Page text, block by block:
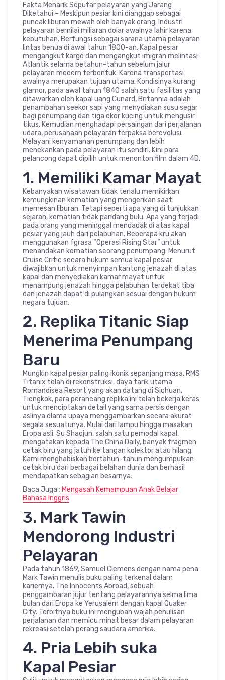
Fakta Menarik Seputar pelayaran yang Jarang
Diketahui – Meskipun pesiar kini dianggap sebagai
puncak liburan mewah oleh banyak orang. Industri
pelayaran bernilai miliaran dolar awalnya lahir karena
kebutuhan. Berfungsi sebagai sarana utama pelayaran
lintas benua di awal tahun 1800-an. Kapal pesiar
mengangkut kargo dan mengangkut imigran melintasi
Atlantik selama betahun-tahun sebelum jalur
pelayaran modern terbentuk. Karena transportasi
awalnya merupakan tujuan utama. Kondisinya kurang
glamor, pada awal tahun 1840 salah satu fasilitas yang
ditawarkan oleh kapal uang Cunard, Britannia adalah
penambahan seekor sapi yang menydiakan susu segar
bagi penumpang dan tiga ekor kucing untuk mengusir
tikus. Kemudian menghadapi persaingan dari perjalanan
udara, perusahaan pelayaran terpaksa berevolusi.
Melayani kenyamanan penumpang dan lebih
menekankan pada pelayaran itu sendiri. Kini para
pelancong dapat dipilih untuk menonton film dalam 4D.
1. Memiliki Kamar Mayat
Kebanyakan wisatawan tidak terlalu memikirkan
kemungkinan kematian yang mengerikan saat
memesan liburan. Tetapi seperti apa yang di tunjukkan
sejarah, kematian tidak pandang bulu. Apa yang terjadi
pada orang yang meninggal mendadak di atas kapal
pesiar yang jauh dari pelabuhan. Beberapa kru akan
menggunakan fgrasa “Operasi Rising Star” untuk
menandakan kematian seorang penumpang. Menurut
Cruise Critic secara hukum semua kapal pesiar
diwajibkan untuk menyimpan kantong jenazah di atas
kapal dan menyediakan kamar mayat untuk
menampung jenazah hingga pelabuhan terdekat tiba
dan jenazah dapat di pulangkan sesuai dengan hukum
negara tujuan.
2. Replika Titanic Siap
Menerima Penumpang
Baru
Mungkin kapal pesiar paling ikonik sepanjang masa. RMS
Titanix telah di rekonstruksi, daya tarik utama
Romandisea Resort yang akan datang di Sichuan,
Tiongkok, para perancang replika ini telah bekerja keras
untuk menciptakan detail yang sama persis dengan
aslinya dlama upaya menggambarkan secara akurat
segala sesuatunya. Mulai dari lampu hingga masakan
Eropa asli. Su Shaojun, salah satu pemodal kapal,
mengatakan kepada The China Daily, banyak fragmen
cetak biru yang jatuh ke tangan kolektor atau hilang.
Kami menghabiskan bertahun-tahun mengumpulkan
cetak biru dari berbagai belahan dunia dan berhasil
mendapatkan sebagian besarnya.
Baca Juga : Mengasah Kemampuan Anak Belajar
Bahasa Inggris
3. Mark Tawin
Mendorong Industri
Pelayaran
Pada tahun 1869, Samuel Clemens dengan nama pena
Mark Tawin menulis buku paling terkenal dalam
kariernya. The Innocents Abroad, sebuah
penggambaran jujur tentang pelayarannya selma lima
bulan dari Eropa ke Yerusalem dengan kapal Quaker
City. Terbitnya buku ini mengubah wajah penulisan
perjalanan dan memicu minat besar dalam pelayaran
rekreasi setelah perang saudara amerika.
4. Pria Lebih suka
Kapal Pesiar